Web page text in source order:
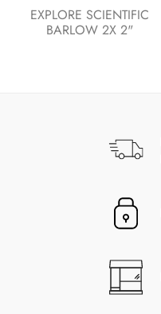
EXPLORE SCIENTIFIC
BARLOW 2X 2"